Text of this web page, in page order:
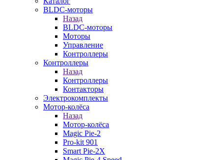
BLDC-моторы
Назад
BLDC-моторы
Моторы
Управление
Контроллеры
Контроллеры
Назад
Контроллеры
Контакторы
Электрокомплекты
Мотор-колёса
Назад
Мотор-колёса
Magic Pie-2
Pro-kit 901
Smart Pie-2X